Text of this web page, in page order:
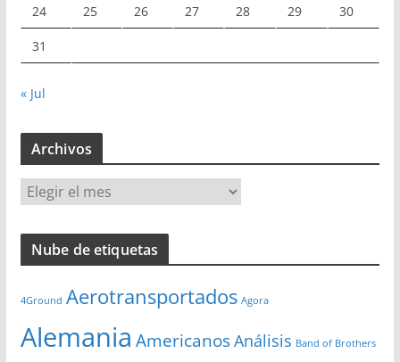
24 25 26 27 28 29 30
31
« Jul
Archivos
r
c
v
s
Nube de etiquetas
4Ground Aerotransportados Agora
Alemania AmericanosAnálisis Band of Brothers